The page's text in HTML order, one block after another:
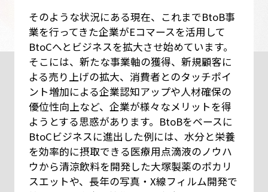
そのような状況にある現在、これまでBtoB事
業を行ってきた企業がEコマースを活用して
BtoCへとビジネスを拡大させ始めています。
そこには、新たな事業軸の獲得、新規顧客に
よる売り上げの拡大、消費者とのタッチポイ
ント増加による企業認知アップや人材確保の
優位性向上など、企業が様々なメリットを得
ようとする思惑があります。BtoBをベースに
BtoCビジネスに進出した例には、水分と栄養
を効率的に摂取できる医療用点滴液のノウハ
ウから清涼飲料を開発した大塚製薬のポカリ
スエットや、長年の写真・X線フィルム開発で